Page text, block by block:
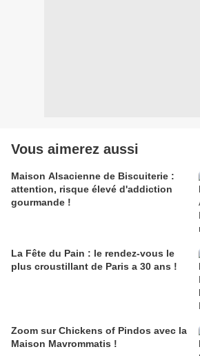
Vous aimerez aussi
Maison Alsacienne de Biscuiterie :
attention, risque élevé d'addiction
gourmande !
La Fête du Pain : le rendez-vous le
plus croustillant de Paris a 30 ans !
Zoom sur Chickens of Pindos avec la
Maison Mavrommatis !